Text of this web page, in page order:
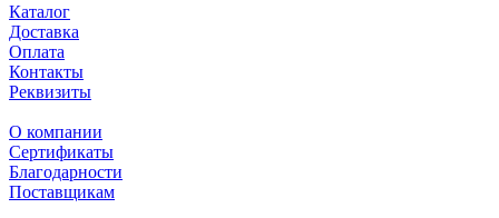
Каталог
Доставка
Оплата
Контакты
Реквизиты
О компании
Сертификаты
Благодарности
Поставщикам